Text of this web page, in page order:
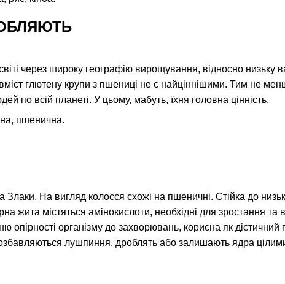
через широку географію вирощування, відносно низьку
глютену крупи з пшениці не є найціннішими. Тим не
по всій планеті. У цьому, мабуть, їхня головна цінність.
пшенична.
На вигляд колосся схожі на пшеничні. Стійка до
жита містяться амінокислоти, необхідні для зростання та
організму до захворювань, корисна як дієтичний
лушпиння, дроблять або залишають ядра